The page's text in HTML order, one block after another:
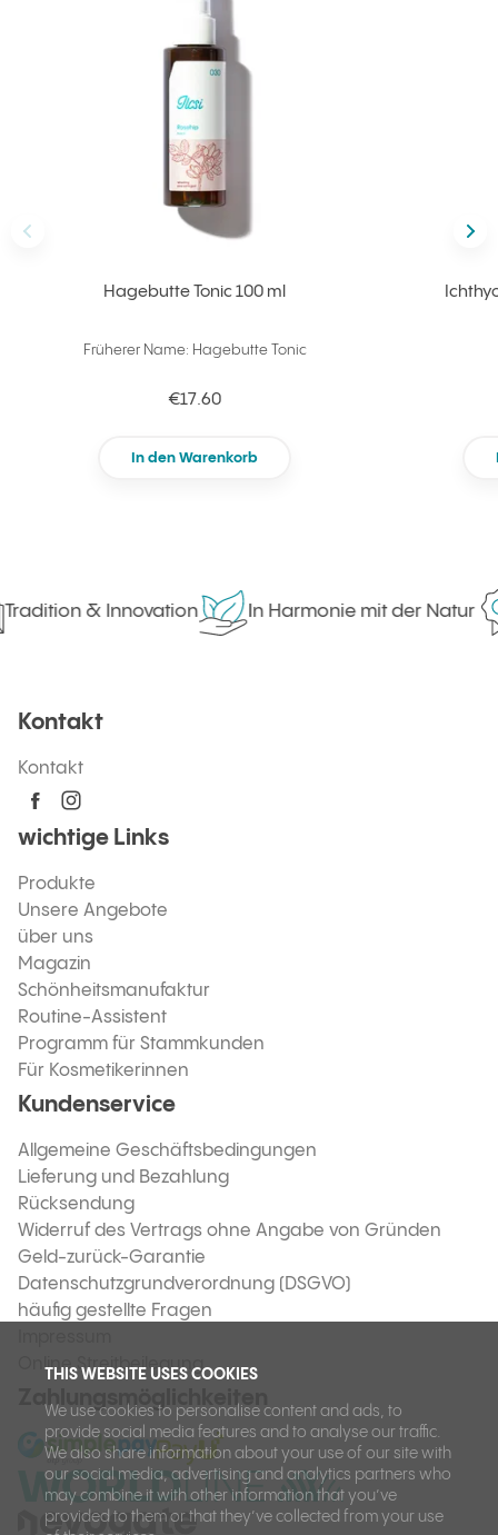
THIS WEBSITE USES COOKIES
We use cookies to personalise content and ads, to
provide social media features and to analyse our traffic.
We also share information about your use of our site with
our social media, advertising and analytics partners who
may combine it with other information that you’ve
provided to them or that they’ve collected from your use
Hagebutte Tonic 100 ml
Früherer Name: Hagebutte Tonic
€17.60
In den Warenkorb
& Innovation In Harmonie mit der Natur
Kontakt
Kontakt
wichtige Links
Produkte
Unsere Angebote
über uns
Magazin
Schönheitsmanufaktur
Routine-Assistent
Programm für Stammkunden
Für Kosmetikerinnen
Kundenservice
Allgemeine Geschäftsbedingungen
Lieferung und Bezahlung
Rücksendung
Widerruf des Vertrags ohne Angabe von Gründen
Geld-zurück-Garantie
Datenschutzgrundverordnung (DSGVO)
häufig gestellte Fragen
Online Streitbeilegung
Zahlungsmöglichkeiten